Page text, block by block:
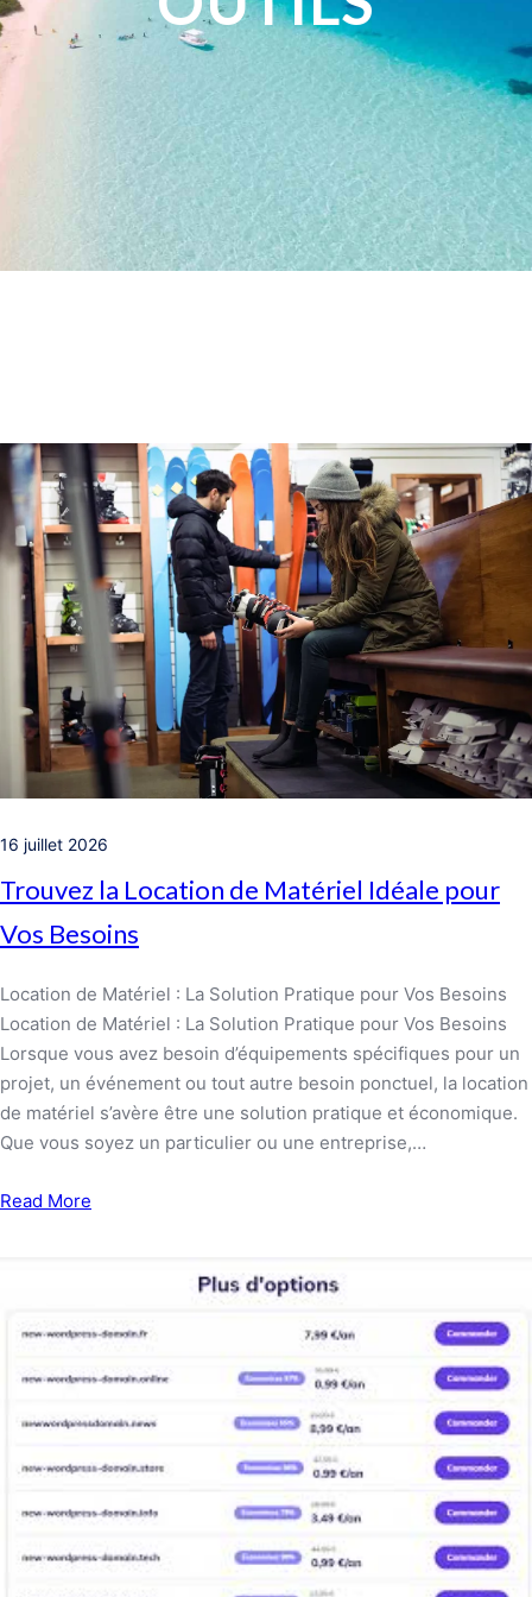
16 juillet 2026
Trouvez la Location de Matériel Idéale pour
Vos Besoins
Location de Matériel : La Solution Pratique pour Vos Besoins
Location de Matériel : La Solution Pratique pour Vos Besoins
Lorsque vous avez besoin d’équipements spécifiques pour un
projet, un événement ou tout autre besoin ponctuel, la location
de matériel s’avère être une solution pratique et économique.
Que vous soyez un particulier ou une entreprise,…
Read More